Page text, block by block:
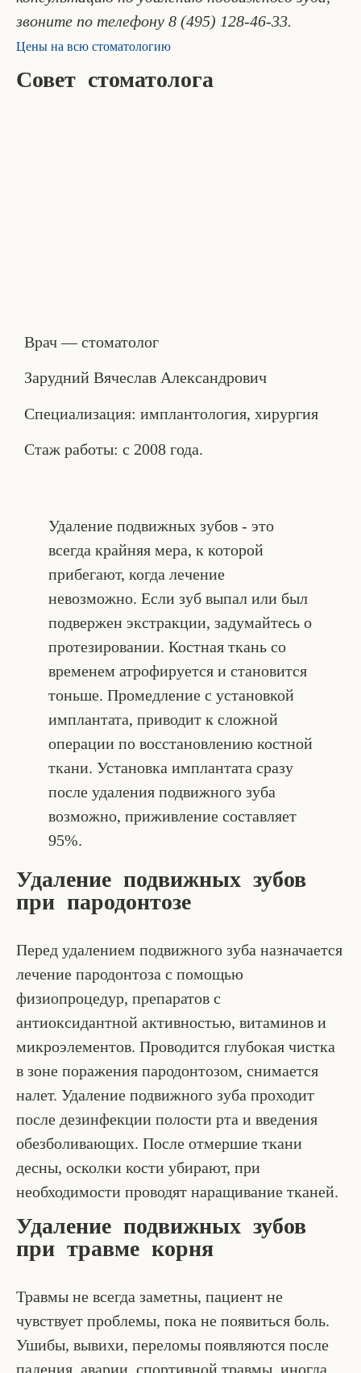
звоните по телефону 8 (495) 128-46-33.
Цены на всю стоматологию
Совет стоматолога
Врач — стоматолог
Зарудний Вячеслав Александрович
Специализация: имплантология, хирургия
Стаж работы: с 2008 года.
Удаление подвижных зубов - это
всегда крайняя мера, к которой
прибегают, когда лечение
невозможно. Если зуб выпал или был
подвержен экстракции, задумайтесь о
протезировании. Костная ткань со
временем атрофируется и становится
тоньше. Промедление с установкой
имплантата, приводит к сложной
операции по восстановлению костной
ткани. Установка имплантата сразу
после удаления подвижного зуба
возможно, приживление составляет
95%.
Удаление подвижных зубов
при пародонтозе
Перед удалением подвижного зуба назначается
лечение пародонтоза с помощью
физиопроцедур, препаратов с
антиоксидантной активностью, витаминов и
микроэлементов. Проводится глубокая чистка
в зоне поражения пародонтозом, снимается
налет. Удаление подвижного зуба проходит
после дезинфекции полости рта и введения
обезболивающих. После отмершие ткани
десны, осколки кости убирают, при
необходимости проводят наращивание тканей.
Удаление подвижных зубов
при травме корня
Травмы не всегда заметны, пациент не
чувствует проблемы, пока не появиться боль.
Ушибы, вывихи, переломы появляются после
падения, аварии, спортивной травмы, иногда